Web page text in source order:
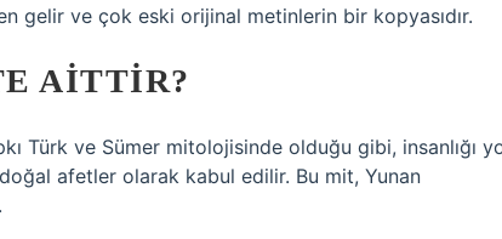
gelir ve çok eski orijinal metinlerin bir kopyasıdır.
AITTIR?
Türk ve Sümer mitolojisinde olduğu gibi, insanlığı
afetler olarak kabul edilir. Bu mit, Yunan